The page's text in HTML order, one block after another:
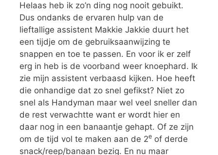
Helaas heb ik zo’n ding nog nooit gebuikt.
Dus ondanks de ervaren hulp van de
lieftallige assistent Makkie Jakkie duurt het
een tijdje om de gebruiksaanwijzing te
snappen en toe te passen. En voor ik er zelf
erg in heb is de voorband weer knoephard. Ik
zie mijn assistent verbaasd kijken. Hoe heeft
die onhandige dat zo snel gefikst? Niet zo
snel als Handyman maar wel veel sneller dan
de rest verwachtte want er wordt hier en
daar nog in een banaantje gehapt. Of ze zijn
om de tijd vol te maken aan de 2e of derde
snack/reep/banaan bezig. En nu maar